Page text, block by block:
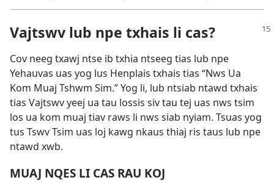
Vajtswv lub npe txhais li cas?
Cov neeg txawj ntse ib txhia ntseeg tias lub npe
Yehauvas uas yog lus Henplais txhais tias “Nws Ua
Kom Muaj Tshwm Sim.” Yog li, lub ntsiab ntawd txhais
tias Vajtswv yeej ua tau lossis siv tau tej uas nws tsim
los ua kom muaj tiav raws li nws siab nyiam. Tsuas yog
tus Tswv Tsim uas loj kawg nkaus thiaj ris taus lub npe
ntawd xwb.
MUAJ NQES LI CAS RAU KOJ